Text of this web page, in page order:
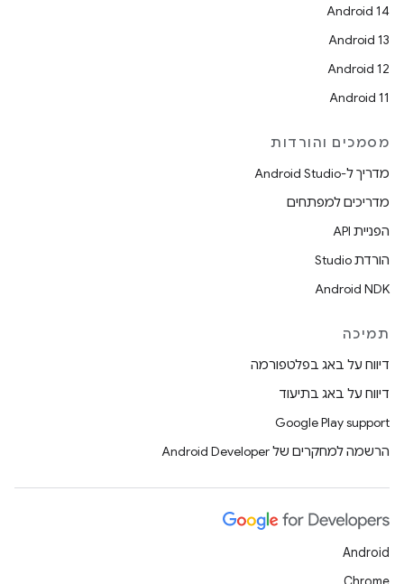
Android 14
Android 13
Android 12
Android 11
מסמכים והורדות
מדריך ל-Android Studio
מדריכים למפתחים
הפניית API
הורדת Studio
Android NDK
תמיכה
דיווח על באג בפלטפורמה
דיווח על באג בתיעוד
Google Play support
הרשמה למחקרים של Android Developer
Android